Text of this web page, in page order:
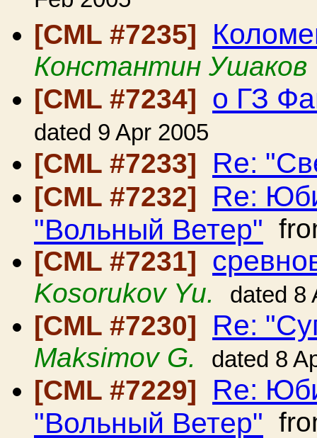
[CML #7235]
Константин Ушаков
[CML #7234] о ГЗ
dated 9 Apr 2005
[CML #7233] Re:
[CML #7232] Re:
"Вольный Ветер"
[CML #7231]
Kosorukov Yu. dated 8
[CML #7230] Re:
Maksimov G. dated 8
[CML #7229] Re:
"Вольный Ветер"